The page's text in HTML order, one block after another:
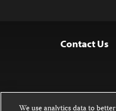
Contact Us